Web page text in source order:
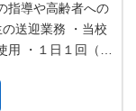
指導や高齢者への
送迎業務 ・当校
・１日１回（繁